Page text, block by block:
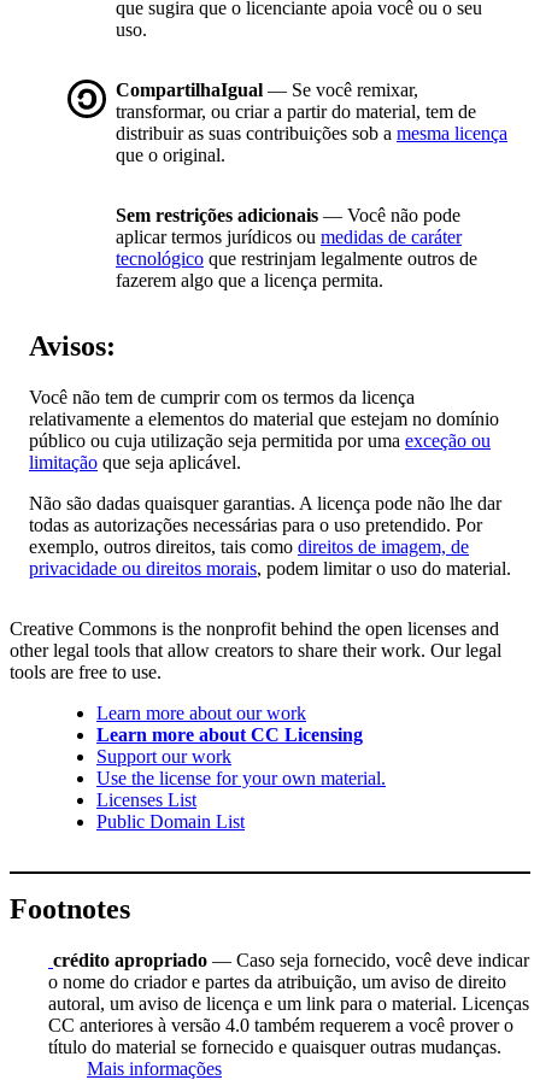
que sugira que o licenciante apoia você ou o seu
uso.
CompartilhaIgual — Se você remixar,
transformar, ou criar a partir do material, tem de
distribuir as suas contribuições sob a mesma licença
que o original.
Sem restrições adicionais — Você não pode
aplicar termos jurídicos ou medidas de caráter
tecnológico que restrinjam legalmente outros de
fazerem algo que a licença permita.
Avisos:
Você não tem de cumprir com os termos da licença
relativamente a elementos do material que estejam no domínio
público ou cuja utilização seja permitida por uma exceção ou
limitação que seja aplicável.
Não são dadas quaisquer garantias. A licença pode não lhe dar
todas as autorizações necessárias para o uso pretendido. Por
exemplo, outros direitos, tais como direitos de imagem, de
privacidade ou direitos morais, podem limitar o uso do material.
Creative Commons is the nonprofit behind the open licenses and
other legal tools that allow creators to share their work. Our legal
tools are free to use.
Learn more about our work
Learn more about CC Licensing
Support our work
Use the license for your own material.
Licenses List
Public Domain List
Footnotes
crédito apropriado — Caso seja fornecido, você deve indicar
o nome do criador e partes da atribuição, um aviso de direito
autoral, um aviso de licença e um link para o material. Licenças
CC anteriores à versão 4.0 também requerem a você prover o
título do material se fornecido e quaisquer outras mudanças.
Mais informações